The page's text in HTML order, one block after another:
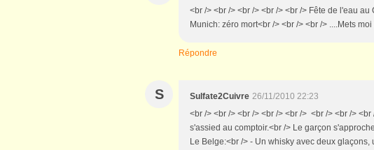
<br /> <br /> <br /> <br /> <br /> Fête de l'eau
Munich: zéro mort<br /> <br /> <br /> ....Mets
Répondre
S Sulfate2Cuivre 26/11/2010 22:23
<br /> <br /> <br /> <br /> <br /> <br /> <br />
s'assied au comptoir.<br /> Le garçon
Le Belge:<br /> - Un whisky avec deux